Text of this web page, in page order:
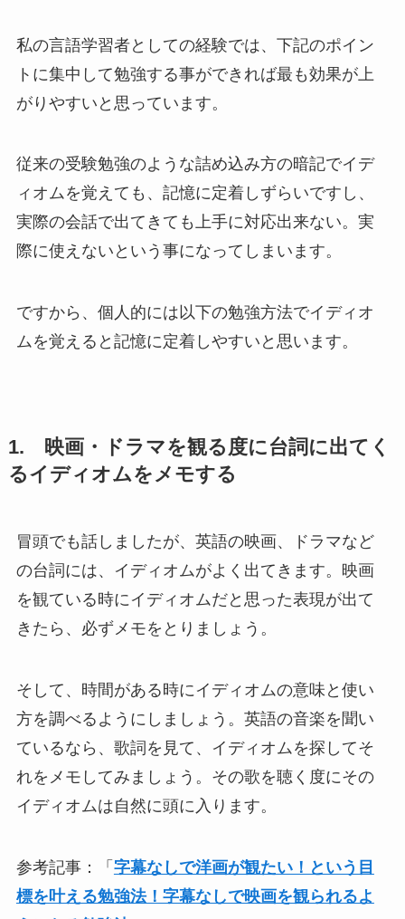
私の言語学習者としての経験では、下記のポイン
トに集中して勉強する事ができれば最も効果が上
がりやすいと思っています。
従来の受験勉強のような詰め込み方の暗記でイデ
ィオムを覚えても、記憶に定着しずらいですし、
実際の会話で出てきても上手に対応出来ない。実
際に使えないという事になってしまいます。
ですから、個人的には以下の勉強方法でイディオ
ムを覚えると記憶に定着しやすいと思います。
1. 映画・ドラマを観る度に台詞に出てく
るイディオムをメモする
冒頭でも話しましたが、英語の映画、ドラマなど
の台詞には、イディオムがよく出てきます。映画
を観ている時にイディオムだと思った表現が出て
きたら、必ずメモをとりましょう。
そして、時間がある時にイディオムの意味と使い
方を調べるようにしましょう。英語の音楽を聞い
ているなら、歌詞を見て、イディオムを探してそ
れをメモしてみましょう。その歌を聴く度にその
イディオムは自然に頭に入ります。
参考記事：「 字幕なしで洋画が観たい！という目
標を叶える勉強法！字幕なしで映画を観られるよ